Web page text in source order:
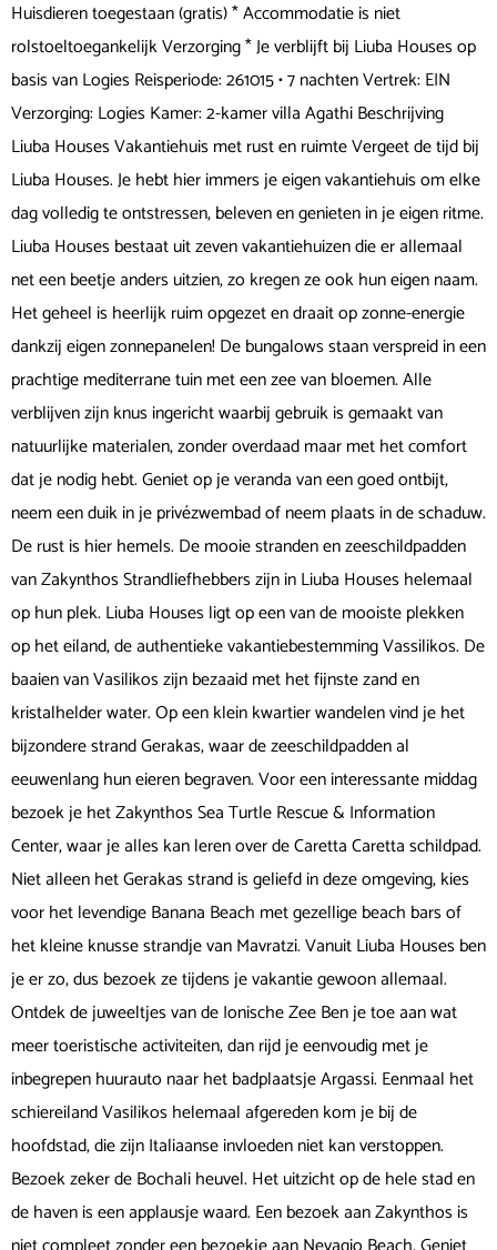
Huisdieren toegestaan (gratis) * Accommodatie is niet
rolstoeltoegankelijk Verzorging * Je verblijft bij Liuba Houses op
basis van Logies Reisperiode: 261015 • 7 nachten Vertrek: EIN
Verzorging: Logies Kamer: 2-kamer villa Agathi Beschrijving
Liuba Houses Vakantiehuis met rust en ruimte Vergeet de tijd bij
Liuba Houses. Je hebt hier immers je eigen vakantiehuis om elke
dag volledig te ontstressen, beleven en genieten in je eigen ritme.
Liuba Houses bestaat uit zeven vakantiehuizen die er allemaal
net een beetje anders uitzien, zo kregen ze ook hun eigen naam.
Het geheel is heerlijk ruim opgezet en draait op zonne-energie
dankzij eigen zonnepanelen! De bungalows staan verspreid in een
prachtige mediterrane tuin met een zee van bloemen. Alle
verblijven zijn knus ingericht waarbij gebruik is gemaakt van
natuurlijke materialen, zonder overdaad maar met het comfort
dat je nodig hebt. Geniet op je veranda van een goed ontbijt,
neem een duik in je privézwembad of neem plaats in de schaduw.
De rust is hier hemels. De mooie stranden en zeeschildpadden
van Zakynthos Strandliefhebbers zijn in Liuba Houses helemaal
op hun plek. Liuba Houses ligt op een van de mooiste plekken
op het eiland, de authentieke vakantiebestemming Vassilikos. De
baaien van Vasilikos zijn bezaaid met het fijnste zand en
kristalhelder water. Op een klein kwartier wandelen vind je het
bijzondere strand Gerakas, waar de zeeschildpadden al
eeuwenlang hun eieren begraven. Voor een interessante middag
bezoek je het Zakynthos Sea Turtle Rescue & Information
Center, waar je alles kan leren over de Caretta Caretta schildpad.
Niet alleen het Gerakas strand is geliefd in deze omgeving, kies
voor het levendige Banana Beach met gezellige beach bars of
het kleine knusse strandje van Mavratzi. Vanuit Liuba Houses ben
je er zo, dus bezoek ze tijdens je vakantie gewoon allemaal.
Ontdek de juweeltjes van de Ionische Zee Ben je toe aan wat
meer toeristische activiteiten, dan rijd je eenvoudig met je
inbegrepen huurauto naar het badplaatsje Argassi. Eenmaal het
schiereiland Vasilikos helemaal afgereden kom je bij de
hoofdstad, die zijn Italiaanse invloeden niet kan verstoppen.
Bezoek zeker de Bochali heuvel. Het uitzicht op de hele stad en
de haven is een applausje waard. Een bezoek aan Zakynthos is